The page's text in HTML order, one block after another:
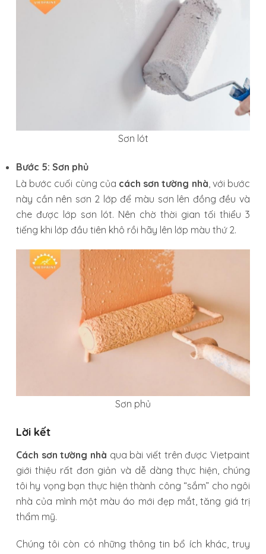
Sơn lót
Bước 5: Sơn phủ
Là bước cuối cùng của cách sơn tường nhà, với bước
này cần nên sơn 2 lớp để màu sơn lên đồng đều và
che được lớp sơn lót. Nên chờ thời gian tối thiểu 3
tiếng khi lớp đầu tiên khô rồi hãy lên lớp màu thứ 2.
Sơn phủ
Lời kết
Cách sơn tường nhà qua bài viết trên được Vietpaint
giới thiệu rất đơn giản và dễ dàng thực hiện, chúng
tôi hy vọng bạn thực hiện thành công “sắm” cho ngôi
nhà của mình một màu áo mới đẹp mắt, tăng giá trị
thẩm mỹ.
Chúng tôi còn có những thông tin bổ ích khác, truy